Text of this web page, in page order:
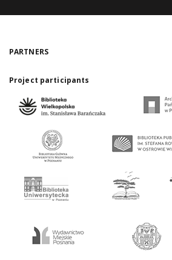
PARTNERS
Project participants